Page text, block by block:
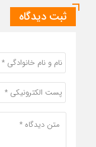
ثبت دیدگاه